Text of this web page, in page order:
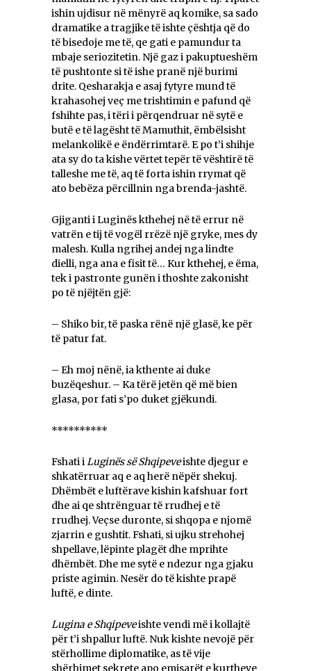
ishin ujdisur në mënyrë aq komike, sa sado
dramatike a tragjike të ishte çështja që do
të bisedoje me të, qe gati e pamundur ta
mbaje seriozitetin. Një gaz i pakuptueshëm
të pushtonte si të ishe pranë një burimi
drite. Qesharakja e asaj fytyre mund të
krahasohej veç me trishtimin e pafund që
fshihte pas, i tëri i përqendruar në sytë e
butë e të lagësht të Mamuthit, ëmbëlsisht
melankolikë e ëndërrimtarë. E po t’i shihje
ata sy do ta kishe vërtet tepër të vështirë të
talleshe me të, aq të forta ishin rrymat që
ato bebëza përcillnin nga brenda-jashtë.
Gjiganti i Luginës kthehej në të errur në
vatrën e tij të vogël rrëzë një gryke, mes dy
malesh. Kulla ngrihej andej nga lindte
dielli, nga ana e fisit të… Kur kthehej, e ëma,
tek i pastronte gunën i thoshte zakonisht
po të njëjtën gjë:
– Shiko bir, të paska rënë një glasë, ke për
të patur fat.
– Eh moj nënë, ia kthente ai duke
buzëqeshur. – Ka tërë jetën që më bien
glasa, por fati s’po duket gjëkundi.
**********
Fshati iLuginës së Shqipeveishte djegur e
shkatërruar aq e aq herë nëpër shekuj.
Dhëmbët e luftërave kishin kafshuar fort
dhe ai qe shtrënguar të rrudhej e të
rrudhej. Veçse duronte, si shqopa e njomë
zjarrin e gushtit. Fshati, si ujku strehohej
shpellave, lëpinte plagët dhe mprihte
dhëmbët. Dhe me sytë e ndezur nga gjaku
priste agimin. Nesër do të kishte prapë
luftë, e dinte.
Lugina e Shqipeveishte vendi më i kollajtë
për t’i shpallur luftë. Nuk kishte nevojë për
stërhollime diplomatike, as të vije
shërbimet sekrete apo emisarët e kurtheve